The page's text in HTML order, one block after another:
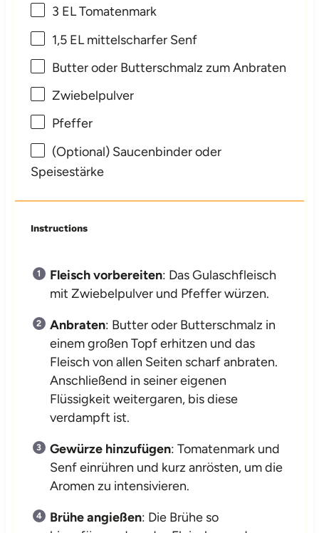
3 EL Tomatenmark
1,5 EL mittelscharfer Senf
Butter oder Butterschmalz zum Anbraten
Zwiebelpulver
Pfeffer
(Optional) Saucenbinder oder
Speisestärke
Instructions
Fleisch vorbereiten: Das Gulaschfleisch
mit Zwiebelpulver und Pfeffer würzen.
Anbraten: Butter oder Butterschmalz in
einem großen Topf erhitzen und das
Fleisch von allen Seiten scharf anbraten.
Anschließend in seiner eigenen
Flüssigkeit weitergaren, bis diese
verdampft ist.
Gewürze hinzufügen: Tomatenmark und
Senf einrühren und kurz anrösten, um die
Aromen zu intensivieren.
Brühe angießen: Die Brühe so